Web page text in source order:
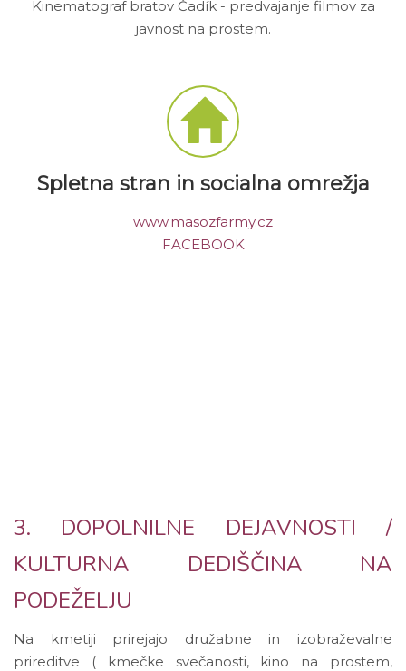
Kinematograf bratov Čadík - predvajanje filmov za
javnost na prostem.
Spletna stran in socialna omrežja
www.masozfarmy.cz
FACEBOOK
3. DOPOLNILNE DEJAVNOSTI /
KULTURNA DEDIŠČINA NA
PODEŽELJU
Na kmetiji prirejajo družabne in izobraževalne
prireditve ( kmečke svečanosti, kino na prostem,